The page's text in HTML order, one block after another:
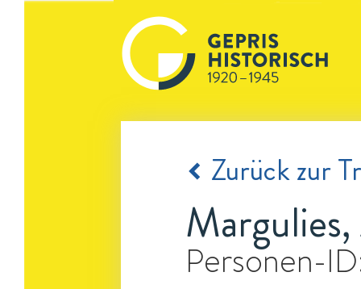
Zurück zur
Personen-